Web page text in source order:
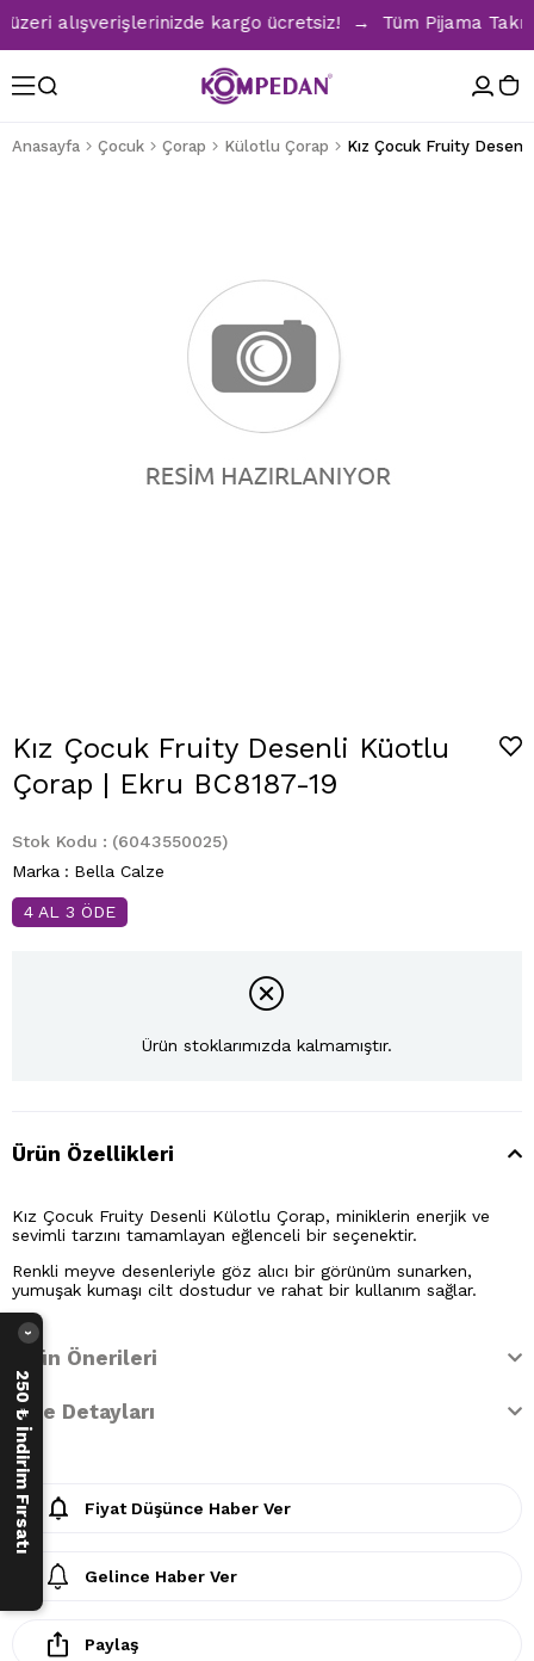
alışverişlerinizde kargo ücretsiz! → Tüm Pijama
Anasayfa Çocuk Çorap Külotlu Çorap
Kız Çocuk Fruity Desenli Küotlu
Çorap | Ekru BC8187-19
Stok Kodu
(6043550025)
Marka : Bella Calze
4 AL 3 ÖDE
Ürün stoklarımızda kalmamıştır.
Ürün Özellikleri
Kız Çocuk Fruity Desenli Külotlu Çorap, miniklerin enerjik ve
sevimli tarzını tamamlayan eğlenceli bir seçenektir.
Renkli meyve desenleriyle göz alıcı bir görünüm sunarken,
yumuşak kumaşı cilt dostudur ve rahat bir kullanım sağlar.
Ürün Önerileri
İade Detayları
Fiyat Düşünce Haber Ver
Gelince Haber Ver
Paylaş
250 ₺ İndirim Fırsatı
›